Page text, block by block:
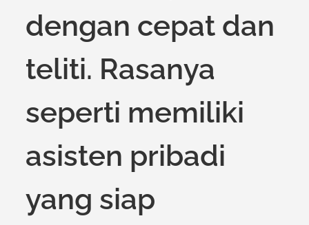
dengan cepat dan
teliti. Rasanya
seperti memiliki
asisten pribadi
yang siap